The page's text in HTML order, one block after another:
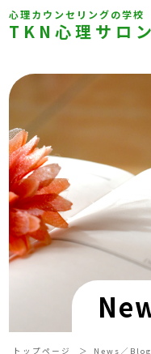
心理カウンセリングの学校
TKN心理サロン
トップページ News／Blog